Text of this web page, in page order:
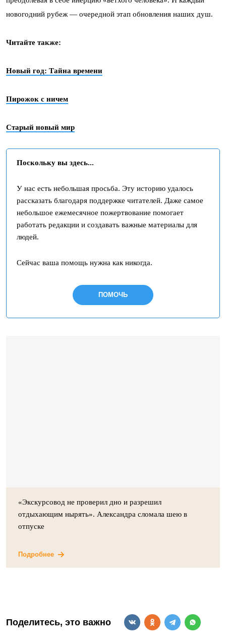
новогодний рубеж — очередной этап обновления наших душ.
Читайте также:
Новый год: Тайна времени
Пирожок с ничем
Старый новый мир
Поскольку вы здесь...
У нас есть небольшая просьба. Эту историю удалось
рассказать благодаря поддержке читателей. Даже самое
небольшое ежемесячное пожертвование помогает
работать редакции и создавать важные материалы для
людей.
Сейчас ваша помощь нужна как никогда.
ПОМОЧЬ
«Экскурсовод не проверил дно и разрешил
отдыхающим нырять». Александра сломала шею в
отпуске
Подробнее
Поделитесь, это важно